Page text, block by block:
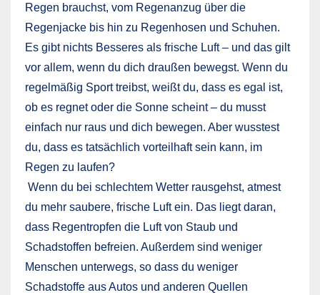
Regen brauchst, vom Regenanzug über die
Regenjacke bis hin zu Regenhosen und Schuhen.
Es gibt nichts Besseres als frische Luft – und das gilt
vor allem, wenn du dich draußen bewegst. Wenn du
regelmäßig Sport treibst, weißt du, dass es egal ist,
ob es regnet oder die Sonne scheint – du musst
einfach nur raus und dich bewegen. Aber wusstest
du, dass es tatsächlich vorteilhaft sein kann, im
Regen zu laufen?
Wenn du bei schlechtem Wetter rausgehst, atmest
du mehr saubere, frische Luft ein. Das liegt daran,
dass Regentropfen die Luft von Staub und
Schadstoffen befreien. Außerdem sind weniger
Menschen unterwegs, so dass du weniger
Schadstoffe aus Autos und anderen Quellen